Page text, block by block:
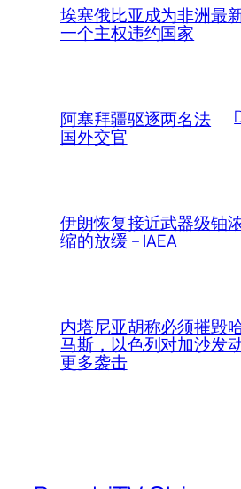
埃塞俄比亚成为非洲最
一个主权违约国家
阿塞拜疆驱逐两名法
国外交官
伊朗恢复接近武器级铀
缩的放缓 – IAEA
内塔尼亚胡称必须摧毁
马斯，以色列对加沙发
更多袭击